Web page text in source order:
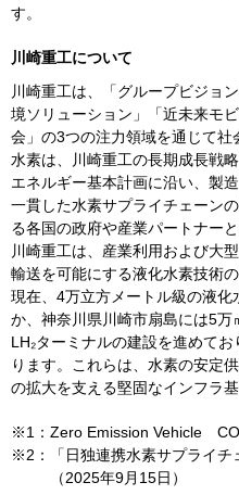
す。
川崎重工について
川崎重工は、「グループビジョン
境ソリューション」「近未来モ
会」の3つの注力領域を通じて社
水素は、川崎重工の長期成長戦
エネルギー基本計画に沿い、製
一貫した水素サプライチェーン
る各国の政府や産業パートナー
川崎重工は、産業利用および大
輸送を可能にする液化水素技術
現在、 4万立方メートル級の液化
か、神奈川県川崎市扇島には5万
LH₂ターミナルの建設を進めて
ります。これらは、水素の安定
の拡大を支える堅固なインフラ
※1 ： Zero Emission Vehicle
※2 ：
「日独連携水素サプライ
（2025年9月 15日）